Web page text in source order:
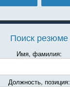
Поиск резюме
Имя, фамилия:
Должность, позиция: